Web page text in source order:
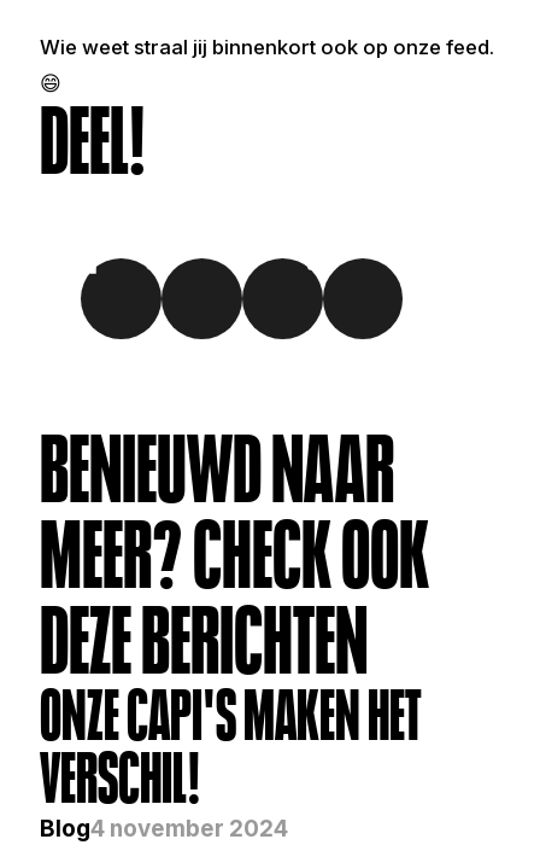
Wie weet straal jij binnenkort ook op onze feed.
😄
DEEL!
BENIEUWD NAAR
MEER? CHECK OOK
DEZE BERICHTEN
ONZE CAPI'S MAKEN HET
VERSCHIL!
Blog4 november 2024